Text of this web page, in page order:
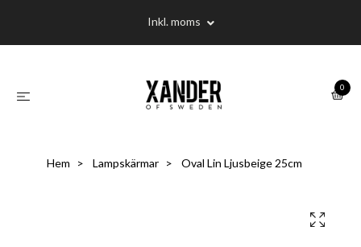
Inkl. moms
0
Hem Lampskärmar Oval Lin Ljusbeige 25cm